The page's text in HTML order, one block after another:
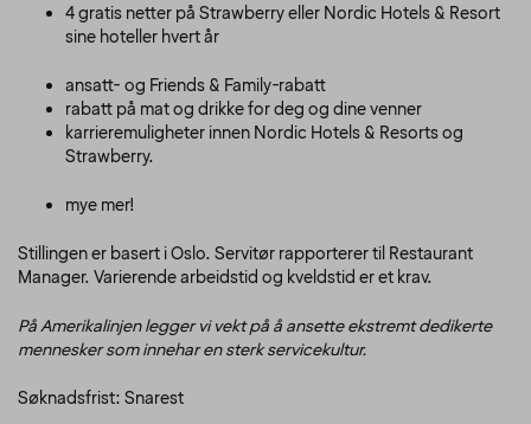
4 gratis netter på Strawberry eller Nordic Hotels & Resort
sine hoteller hvert år
ansatt- og Friends & Family-rabatt
rabatt på mat og drikke for deg og dine venner
karrieremuligheter innen Nordic Hotels & Resorts og
Strawberry.
mye mer!
Stillingen er basert i Oslo. Servitør rapporterer til Restaurant
Manager. Varierende arbeidstid og kveldstid er et krav.
På Amerikalinjen legger vi vekt på å ansette ekstremt dedikerte
mennesker som innehar en sterk servicekultur.
Søknadsfrist: Snarest